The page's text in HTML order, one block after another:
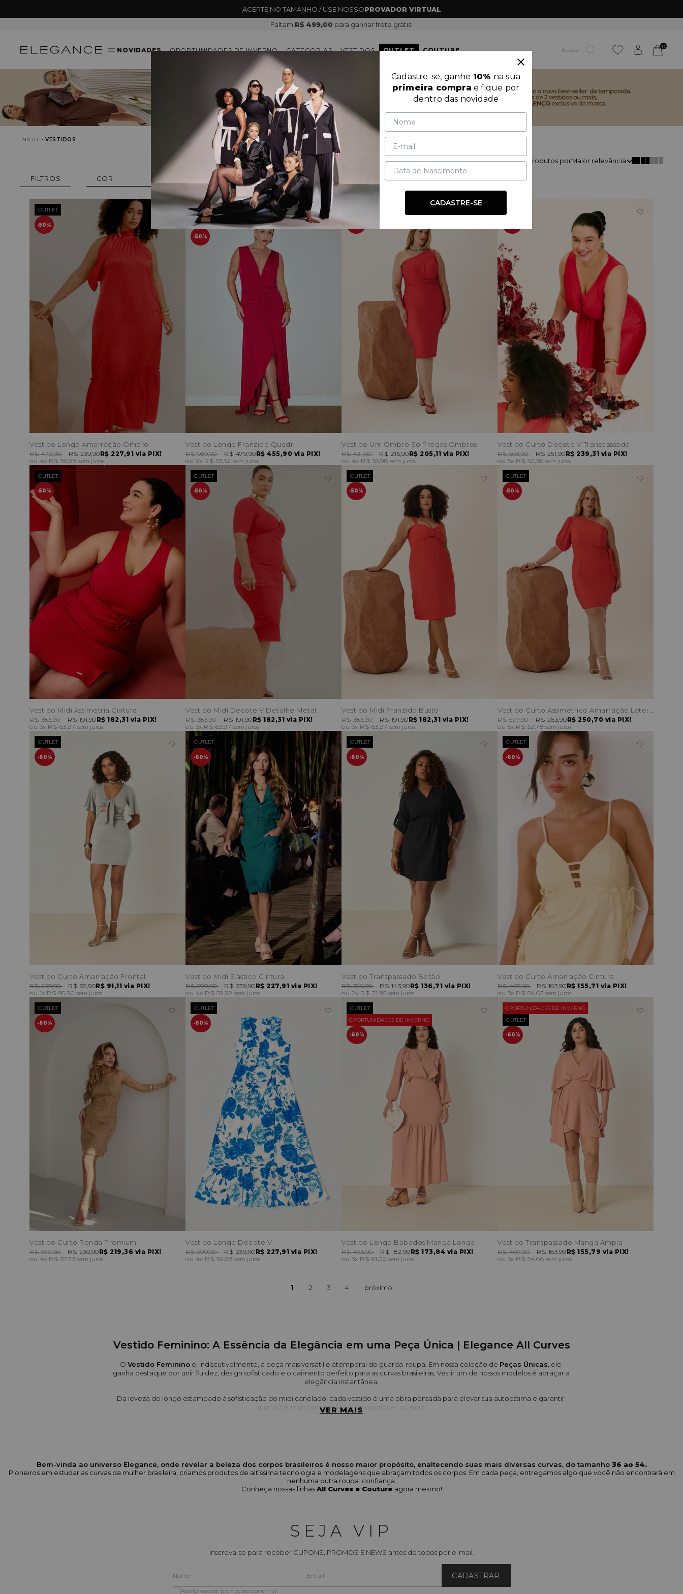
GANHE10% OFFNA PRIMEIRA COMPRA COM O CUPOM: SEJABEMVINDA
Faltam R$ 499,00 para ganhar frete grátis!
NOVIDADES OPORTUNIDADES DE INVERNO CATEGORIAS VESTIDOS OUTLET COUTURE 0
VESTIDOS
INÍCIO VESTIDOS
Classificar231produtos porMaior relevância
COR MARCA PREÇO
50%
OUTLET
Vestido Longo Amarração Ombro
R$ 227,91 via PIX!
R$ 479,90
R$ 239,90
4x R$ 59,98 sem juros
50%
FAV @FRANBECKER
OUTLET
Vestido Longo Franzido Quadril
R$ 455,90 via PIX!
R$ 959,90
R$ 479,90
9x R$ 53,32 sem juros
Vestido Um Ombro Só Pregas Ombros
R$ 205,11 via PIX!
R$ 431,90
R$ 215,90
4x R$ 53,98 sem juros
Vestido Curto Decote V Transpassado
R$ 239,31 via PIX!
R$ 503,90
R$ 251,90
5x R$ 50,38 sem juros
50%
OUTLET
Vestido Midi Assimetria Cintura
R$ 182,31 via PIX!
R$ 383,90
R$ 191,90
3x R$ 63,97 sem juros
50%
OUTLET
Vestido Midi Decote V Detalhe Metal
R$ 182,31 via PIX!
R$ 383,90
R$ 191,90
3x R$ 63,97 sem juros
50%
OUTLET
Vestido Midi Franzido Busto
R$ 182,31 via PIX!
R$ 383,90
R$ 191,90
3x R$ 63,97 sem juros
50%
OUTLET
R$ 250,70 via PIX!
R$ 527,90
R$ 263,90
5x R$ 52,78 sem juros
60%
OUTLET
Vestido Curto Amarração Frontal
R$ 91,11 via PIX!
R$ 239,90
R$ 95,90
1x R$ 95,90 sem juros
60%
OUTLET
Vestido Midi Elástico Cintura
R$ 227,91 via PIX!
R$ 599,90
R$ 239,90
4x R$ 59,98 sem juros
60%
OUTLET
Vestido Transpassado Botão
R$ 136,71 via PIX!
R$ 359,90
R$ 143,90
2x R$ 71,95 sem juros
60%
OUTLET
Vestido Curto Amarração Cintura
R$ 155,71 via PIX!
R$ 407,90
R$ 163,90
3x R$ 54,63 sem juros
60%
OUTLET
Vestido Curto Renda Premium
R$ 219,36 via PIX!
R$ 575,90
R$ 230,90
4x R$ 57,73 sem juros
60%
OUTLET
Vestido Longo Decote V
R$ 227,91 via PIX!
R$ 599,90
R$ 239,90
4x R$ 59,98 sem juros
60%
OPORTUNIDADES DE INVERNO
OUTLET
Vestido Longo Babados Manga Longa
R$ 173,84 via PIX!
R$ 455,90
R$ 182,99
3x R$ 61,00 sem juros
60%
OUTLET
OPORTUNIDADES DE INVERNO
Vestido Transpassado Manga Ampla
R$ 155,79 via PIX!
R$ 407,90
R$ 163,99
3x R$ 54,66 sem juros
1 2 3 4
Vestido Feminino: A Essência da Elegância em uma Peça Única | Elegance All Curves
O Vestido Feminino é, indiscutivelmente, a peça mais versátil e atemporal do guarda-roupa. Em nossa coleção de Peças Únicas , ele
ganha destaque por unir fluidez, design sofisticado e o caimento perfeito para as curvas brasileiras. Vestir um de nossos modelos é abraçar a
elegância instantânea.
Da leveza do longo estampado à sofisticação do midi canelado, cada vestido é uma obra pensada para elevar sua autoestima e garantir
que você se sinta maravilhosa em qualquer ocasião.
Designs Tendência: Encontre modelos com detalhes exclusivos como decote transpassado (ex: Vestido Canelado Frente Transpassada),
mangas morcego (ex: Vestido Longo Decote Transpassado Mangas Morcego), babados e fendas que trazem modernidade.
Nossos vestidos são desenvolvidos com a modelagem exclusiva Elegance All Curves, estudada para
vestir perfeitamente as curvas brasileiras, proporcionando o máximo de conforto e valorização. (Consulte nosso
Por que escolher um Vestido Feminino da Elegance All Curves?
VER MAIS
Bem-vinda ao universo Elegance, onde revelar a beleza dos corpos brasileiros é nosso maior propósito, enaltecendo suas mais diversas curvas, do tamanho36 ao 54.
Pioneiros em estudar as curvas da mulher brasileira, criamos produtos de altíssima tecnologia e modelagens que abraçam todos os corpos. Em cada peça, entregamos algo que você não encontrará em
nenhuma outra roupa: confiança.
Conheça nossas linhasAll Curves e Couture agora mesmo!
SEJA VIP
Inscreva-se para receber CUPONS, PROMOS E NEWS antes de todos por e-mail.
CADASTRAR
Aceito receber promoções por e-mail
Cadastre-se, ganhe 10% na sua
primeira compra e fique por
dentro das novidade
CADASTRE-SE